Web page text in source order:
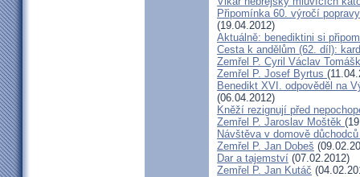
Připomínka 60. výročí
(19.04.2012)
Aktuálně: benediktini si
Cesta k andělům (62. díl):
Zemřel P. Cyril Václav
Zemřel P. Josef Byrtus
Benedikt XVI. odpověděl na
(06.04.2012)
Kněží rezignují před
Zemřel P. Jaroslav Moštěk
Návštěva v domově
Zemřel P. Jan Dobeš
Dar a tajemství (07.02.2012)
Zemřel P. Jan Kutáč